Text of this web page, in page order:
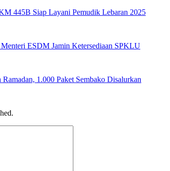
445B Siap Layani Pemudik Lebaran 2025
ESDM Jamin Ketersediaan SPKLU
1.000 Paket Sembako Disalurkan